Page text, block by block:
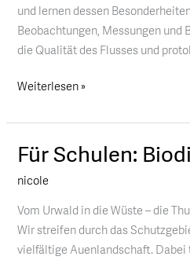
und lernen dessen
Beobachtungen, Messungen
die Qualität des Flusses und
Weiterlesen »
Für Schulen:
nicole
Vom Urwald in die Wüste – die
Wir streifen durch das
vielfältige Auenlandschaft.
Für
BiodiversiThurauen